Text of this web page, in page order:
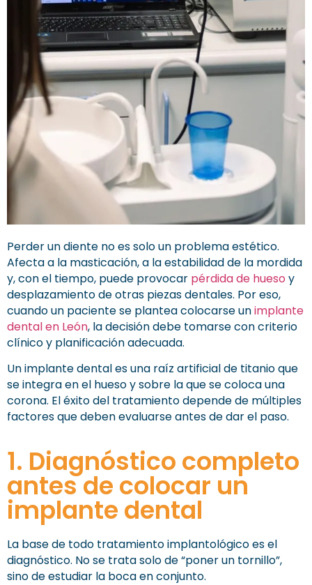
Perder un diente no es solo un problema estético.
Afecta a la masticación, a la estabilidad de la mordida
y, con el tiempo, puede provocar pérdida de hueso y
desplazamiento de otras piezas dentales. Por eso,
cuando un paciente se plantea colocarse unimplante
dental en León, la decisión debe tomarse con criterio
clínico y planificación adecuada.
Un implante dental es una raíz artificial de titanio que
se integra en el hueso y sobre la que se coloca una
corona. El éxito del tratamiento depende de múltiples
factores que deben evaluarse antes de dar el paso.
1. Diagnóstico completo
antes de colocar un
implante dental
La base de todo tratamiento implantológico es el
diagnóstico. No se trata solo de “poner un tornillo”,
sino de estudiar la boca en conjunto.